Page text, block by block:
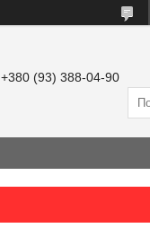
+380 (93) 388-04-90